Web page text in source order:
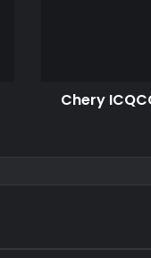
Chery